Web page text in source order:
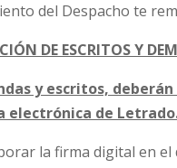
del Despacho te
DE ESCRITOS Y
y escritos,
electrónica de
la firma digital en